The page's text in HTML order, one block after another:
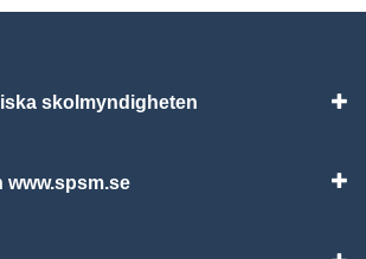
skolmyndigheten
www.spsm.se